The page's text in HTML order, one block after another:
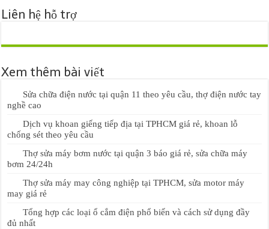
Liên hệ hỗ trợ
Xem thêm bài viết
Sửa chữa điện nước tại quận 11 theo yêu cầu, thợ điện nước tay
nghề cao
Dịch vụ khoan giếng tiếp địa tại TPHCM giá rẻ, khoan lỗ
chống sét theo yêu cầu
Thợ sửa máy bơm nước tại quận 3 báo giá rẻ, sửa chữa máy
bơm 24/24h
Thợ sửa máy may công nghiệp tại TPHCM, sửa motor máy
may giá rẻ
Tổng hợp các loại ổ cắm điện phổ biến và cách sử dụng đầy
đủ nhất